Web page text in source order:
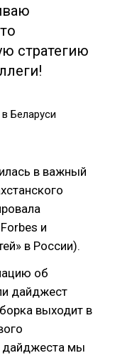
стратегию
Беларуси
в важный
и
в России).
об
дайджест
выходит в
дайджеста мы